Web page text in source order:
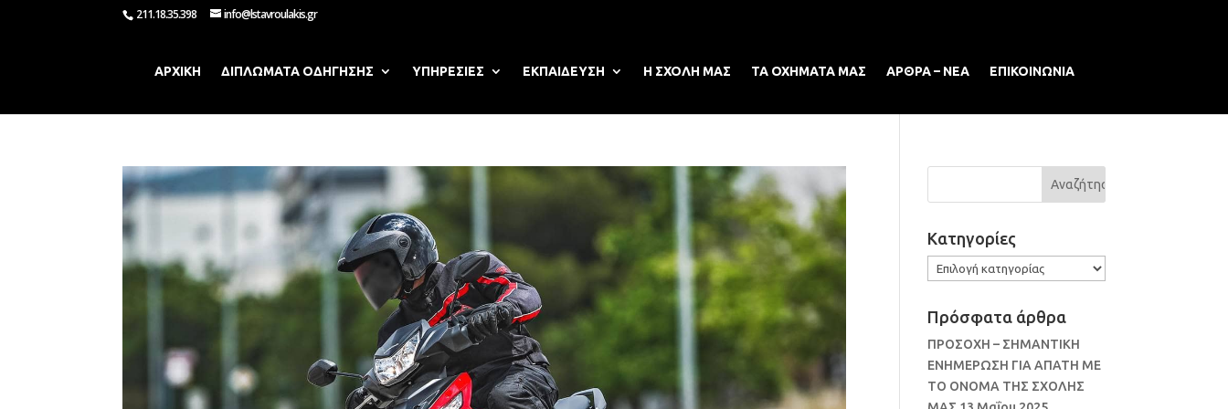
211.18.35.398 info@lstavroulakis.gr
ΑΡΧΙΚΗ ΔΙΠΛΩΜΑΤΑ ΟΔΗΓΗΣΗΣ ΥΠΗΡΕΣΙΕΣ ΕΚΠΑΙΔΕΥΣΗ Η ΣΧΟΛΗ ΜΑΣ ΤΑ ΟΧΗΜΑΤΑ ΜΑΣ ΑΡΘΡΑ – ΝΕΑ ΕΠΙΚΟΙΝΩΝΙΑ
Kατηγορίες
Kατηγορίες
Πρόσφατα άρθρα
ΠΡΟΣΟΧΗ – ΣΗΜΑΝΤΙΚΗ
ΕΝΗΜΕΡΩΣΗ ΓΙΑ ΑΠΑΤΗ ΜΕ
ΤΟ ΟΝΟΜΑ ΤΗΣ ΣΧΟΛΗΣ